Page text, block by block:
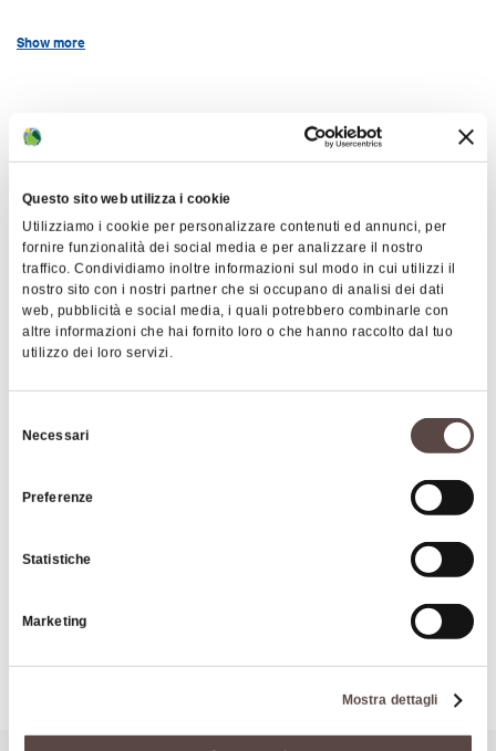
Questo sito web utilizza i cookie
Utilizziamo i cookie per personalizzare contenuti ed annunci, per
fornire funzionalità dei social media e per analizzare il nostro
traffico. Condividiamo inoltre informazioni sul modo in cui utilizzi il
nostro sito con i nostri partner che si occupano di analisi dei dati
web, pubblicità e social media, i quali potrebbero combinarle con
altre informazioni che hai fornito loro o che hanno raccolto dal tuo
utilizzo dei loro servizi.
delNecessari
Preferenze
Statistiche
Marketing
Mostra dettagli
arrangement of elements such as the Faun, Cupid,
The Faun, symbolizing the Reno river, and Cupid,
representing the Vergatello stream, together with
the Triton, embodiment of the Apennines, create a
composition that is inspired by mythological
creatures, embracing the local area. Finally, the egg
supporting the Triton and alluding to the
Montovolo, surrounded by the snake Auroboros,
contributes to the connection between local
enriching the symbolic meaning of the work.
Show more
Map
+
−
contributors ©CARTO
Via Stazione Ferroviaria